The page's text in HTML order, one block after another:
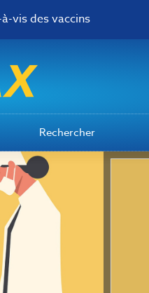
vis des vaccins
Rechercher